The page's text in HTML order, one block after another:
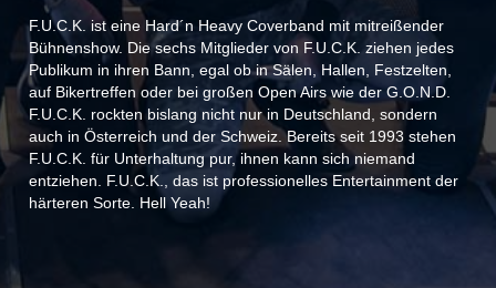
F.U.C.K. ist eine Hard´n Heavy Coverband mit mitreißender
Bühnenshow. Die sechs Mitglieder von F.U.C.K. ziehen jedes
Publikum in ihren Bann, egal ob in Sälen, Hallen, Festzelten,
auf Bikertreffen oder bei großen Open Airs wie der G.O.N.D.
F.U.C.K. rockten bislang nicht nur in Deutschland, sondern
auch in Österreich und der Schweiz. Bereits seit 1993 stehen
F.U.C.K. für Unterhaltung pur, ihnen kann sich niemand
entziehen. F.U.C.K., das ist professionelles Entertainment der
härteren Sorte. Hell Yeah!